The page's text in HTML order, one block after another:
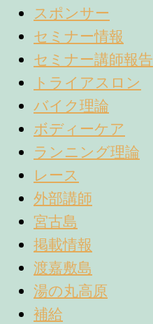
スポンサー
セミナー情報
セミナー講師報告
トライアスロン
バイク理論
ボディーケア
ランニング理論
レース
外部講師
宮古島
掲載情報
渡嘉敷島
湯の丸高原
補給